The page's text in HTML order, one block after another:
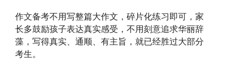
作文备考不用写整篇大作文，碎片化练习即可，家
长多鼓励孩子表达真实感受，不用刻意追求华丽辞
藻，写得真实、通顺、有主旨，就已经胜过大部分
考生。